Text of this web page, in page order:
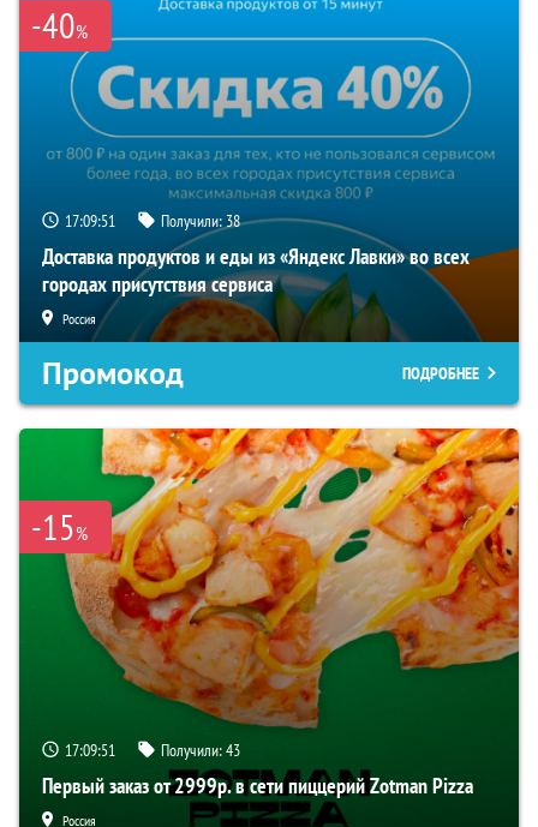
-40%
17:09:50 Получили:38
Доставка продуктов и еды из «Яндекс Лавки» во всех
городах присутствия сервиса
Россия
Промокод ПОДРОБНЕЕ
-15%
17:09:50 Получили:43
Первый заказ от 2999р. в сети пиццерий Zotman Pizza
Россия